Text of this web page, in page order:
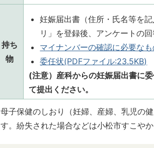
持ち
物
妊娠届出書（住所・氏名等を
リ」を登録後、アンケートの回
マイナンバーの確認に必要な
委任状(PDFファイル:23.5KB)
(注意）産科からの妊娠届出書に
て提出ください。
母子保健のしおり（妊婦、産婦、乳児の
す。紛失された場合などは小松市すこや